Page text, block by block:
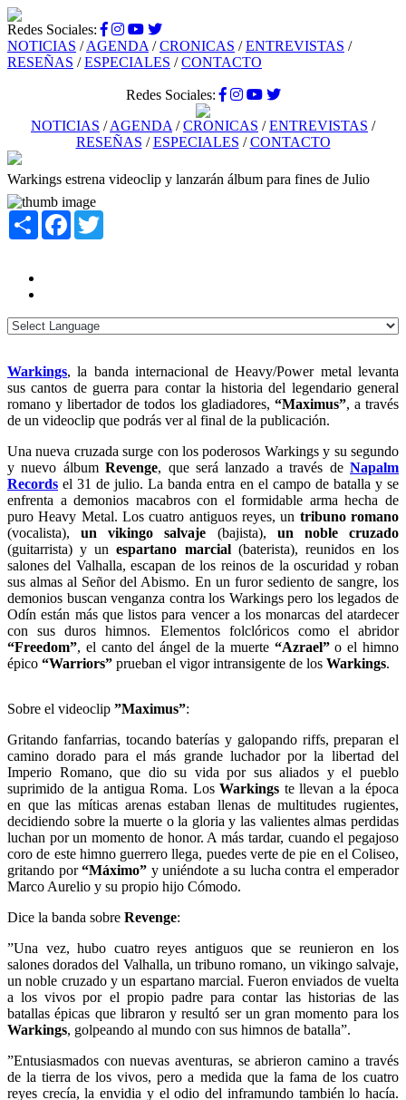
Redes Sociales:
NOTICIAS /AGENDA /CRONICAS /ENTREVISTAS /
RESEÑAS /ESPECIALES /CONTACTO
Redes Sociales:
NOTICIAS /AGENDA /CRONICAS /ENTREVISTAS /
RESEÑAS /ESPECIALES /CONTACTO
Warkings estrena videoclip y lanzarán álbum para fines de Julio
Share Facebook
Warkings, la banda internacional de Heavy/Power metal levanta
sus cantos de guerra para contar la historia del legendario general
romano y libertador de todos los gladiadores, “Maximus”, a través
de un videoclip que podrás ver al final de la publicación.
Una nueva cruzada surge con los poderosos Warkings y su segundo
y nuevo álbumRevenge, que será lanzado a través deNapalm
Records el 31 de julio. La banda entra en el campo de batalla y se
enfrenta a demonios macabros con el formidable arma hecha de
puro Heavy Metal. Los cuatro antiguos reyes, un tribuno romano
(vocalista),un vikingo salvaje (bajista), un noble cruzado
(guitarrista) y unespartano marcial(baterista), reunidos en los
salones del Valhalla, escapan de los reinos de la oscuridad y roban
sus almas al Señor del Abismo. En un furor sediento de sangre, los
demonios buscan venganza contra los Warkings pero los legados de
Odín están más que listos para vencer a los monarcas del atardecer
con sus duros himnos. Elementos folclóricos como el abridor
“Freedom”, el canto del ángel de la muerte “Azrael”o el himno
épico “Warriors” prueban el vigor intransigente de los Warkings.
Sobre el videoclip ”Maximus”:
Gritando fanfarrias, tocando baterías y galopando riffs, preparan el
camino dorado para el más grande luchador por la libertad del
Imperio Romano, que dio su vida por sus aliados y el pueblo
suprimido de la antigua Roma. LosWarkings te llevan a la época
en que las míticas arenas estaban llenas de multitudes rugientes,
decidiendo sobre la muerte o la gloria y las valientes almas perdidas
luchan por un momento de honor. A más tardar, cuando el pegajoso
coro de este himno guerrero llega, puedes verte de pie en el Coliseo,
gritando por“Máximo” y uniéndote a su lucha contra el emperador
Marco Aurelio y su propio hijo Cómodo.
Dice la banda sobre Revenge:
”Una vez, hubo cuatro reyes antiguos que se reunieron en los
salones dorados del Valhalla, un tribuno romano, un vikingo salvaje,
un noble cruzado y un espartano marcial. Fueron enviados de vuelta
a los vivos por el propio padre para contar las historias de las
batallas épicas que libraron y resultó ser un gran momento para los
Warkings, golpeando al mundo con sus himnos de batalla”.
”Entusiasmados con nuevas aventuras, se abrieron camino a través
de la tierra de los vivos, pero a medida que la fama de los cuatro
reyes crecía, la envidia y el odio del inframundo también lo hacía.